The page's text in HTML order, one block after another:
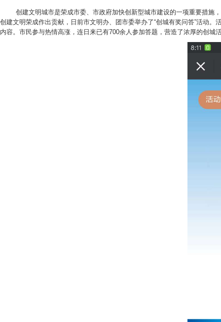
创建文明城市是荣成市委、市政府加快创新型城市建设的一项重要措施，
创建文明荣成作出贡献，日前市文明办、团市委举办了“创城有奖问答”活动
内容。市民参与热情高涨，连日来已有700余人参加答题，营造了浓厚的创城